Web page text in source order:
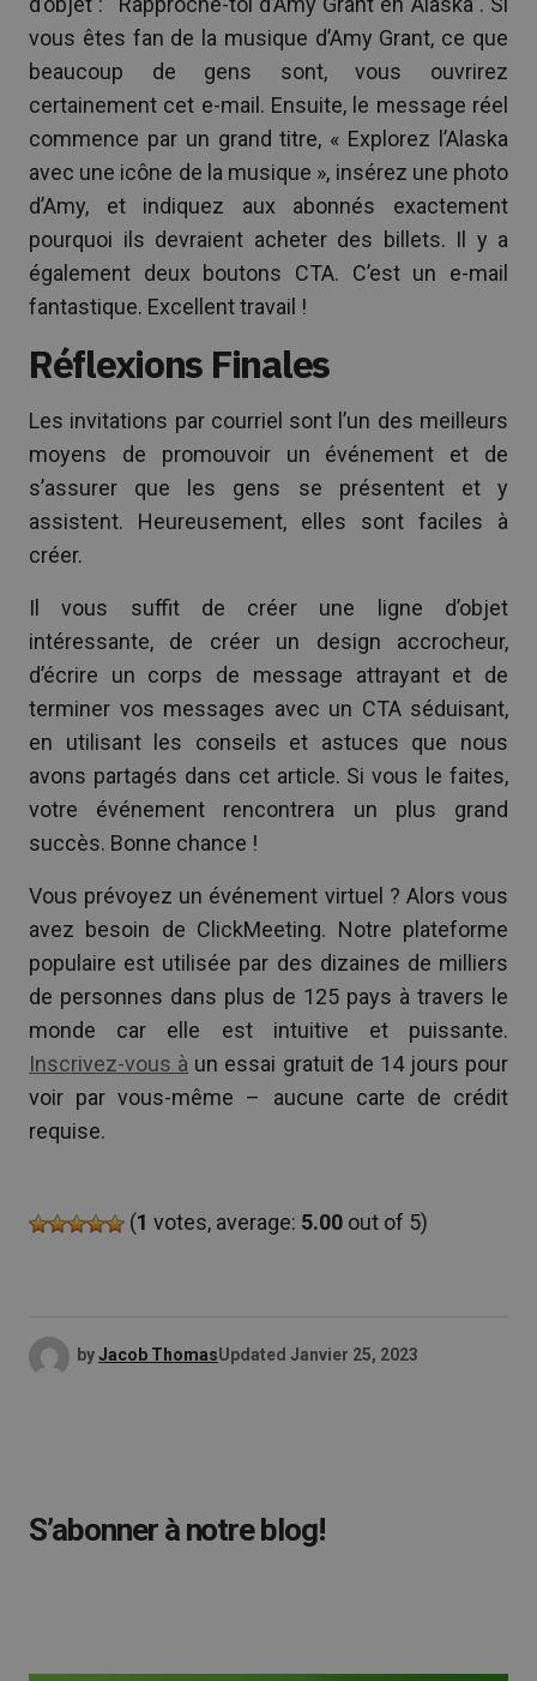
vous êtes fan de la musique d’Amy Grant, ce que
beaucoup de gens sont, vous ouvrirez
certainement cet e-mail. Ensuite, le message réel
commence par un grand titre, « Explorez l’Alaska
avec une icône de la musique », insérez une photo
d’Amy, et indiquez aux abonnés exactement
pourquoi ils devraient acheter des billets. Il y a
également deux boutons CTA. C’est un e-mail
fantastique. Excellent travail !
Réflexions Finales
Les invitations par courriel sont l’un des meilleurs
moyens de promouvoir un événement et de
s’assurer que les gens se présentent et y
assistent. Heureusement, elles sont faciles à
créer.
Il vous suffit de créer une ligne d’objet
intéressante, de créer un design accrocheur,
d’écrire un corps de message attrayant et de
terminer vos messages avec un CTA séduisant,
en utilisant les conseils et astuces que nous
avons partagés dans cet article. Si vous le faites,
votre événement rencontrera un plus grand
succès. Bonne chance !
Vous prévoyez un événement virtuel ? Alors vous
avez besoin de ClickMeeting. Notre plateforme
populaire est utilisée par des dizaines de milliers
de personnes dans plus de 125 pays à travers le
monde car elle est intuitive et puissante.
Inscrivez-vous à un essai gratuit de 14 jours pour
voir par vous-même – aucune carte de crédit
requise.
(1 votes, average: 5.00 out of 5)
byJacob ThomasUpdated Janvier 25, 2023
S’abonner à notre blog!